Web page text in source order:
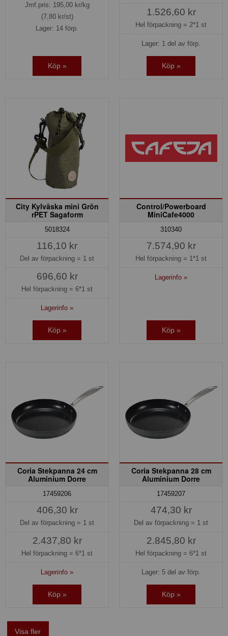
Jmf.pris: 195,00kr/kg
(7,80 kr/st)
Lager: 14 förp.
Köp »
1.526,60 kr
Hel förpackning = 2*1 st
Lager: 1 del av förp.
Köp »
City Kylväska mini Grön
rPET Sagaform
5018324
116,10 kr
Del av förpackning = 1 st
696,60 kr
Hel förpackning = 6*1 st
Lagerinfo »
Köp »
Control/Powerboard
MiniCafe4000
310340
7.574,90 kr
Hel förpackning = 1*1 st
Lagerinfo »
Köp »
Coria Stekpanna 24 cm
Aluminium Dorre
17459206
406,30 kr
Del av förpackning = 1 st
2.437,80 kr
Hel förpackning = 6*1 st
Lagerinfo »
Köp »
Coria Stekpanna 28 cm
Aluminium Dorre
17459207
474,30 kr
Del av förpackning = 1 st
2.845,80 kr
Hel förpackning = 6*1 st
Lager: 5 del av förp.
Köp »
Visa fler